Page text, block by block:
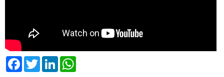
FacebookTwitter LinkedIn